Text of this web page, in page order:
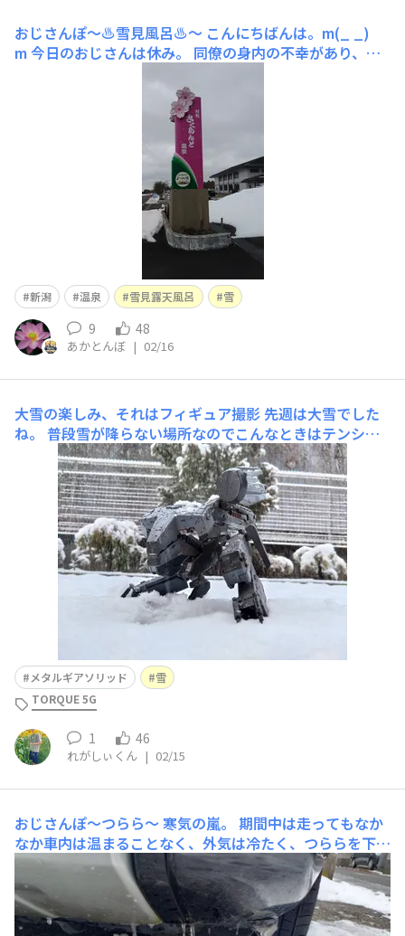
おじさんぽ〜♨️雪見風呂♨️〜 こんにちばんは。m(_ _)
m 今日のおじさんは休み。 同僚の身内の不幸があり、
た。 で、しばしひとり時間を堪能。 ちょっと山あいの温
泉へ。 サウナに遠くの山の雪景色を見ながら♨️露天風呂
新潟 温泉 雪見露天風呂 雪
9 48
あかとんぼ | 02/16
大雪の楽しみ、それはフィギュア撮影 先週は大雪でした
ね。 普段雪が降らない場所なのでこんなときはテンショ
ンが上がります。そして唐突に｢フィギュアの写真撮りた
い...｣とオタクはこうなるのです。 どうせ撮るなら雪と所
縁があるとなお良いということでメタルギアソリッド4仕
様のメタルギアREXをパシャリ📸いいですねぇ。もう
メタルギアソリッド
雪
TORQUE 5G
1 46
れがしぃくん | 02/15
おじさんぽ〜つらら〜 寒気の嵐。 期間中は走ってもなか
なか車内は温まることなく、外気は冷たく、つららを下げ
たまま、走行してました。 そんな新潟市内の雪はここ数
日間の雨や気温が高い天気でたいぶ少なくなりまし
た。 今季の雪はこれで終わりなのでしょうか。 で、寒い
中、娘っ子と温泉に行きま